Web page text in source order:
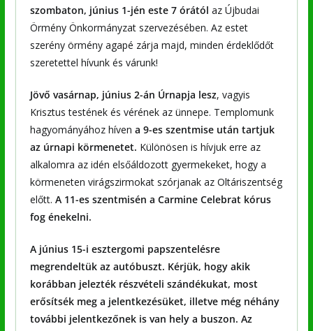
szombaton, június 1-jén este 7 órától az Újbudai
Örmény Önkormányzat szervezésében. Az estet
szerény örmény agapé zárja majd, minden érdeklődőt
szeretettel hívunk és várunk!
Jövő vasárnap, június 2-án Úrnapja lesz, vagyis
Krisztus testének és vérének az ünnepe. Templomunk
hagyományához híven a 9-es szentmise után tartjuk
az úrnapi körmenetet. Különösen is hívjuk erre az
alkalomra az idén elsőáldozott gyermekeket, hogy a
körmeneten virágszirmokat szórjanak az Oltáriszentség
előtt. A 11-es szentmisén a Carmine Celebrat kórus
fog énekelni.
A június 15-i esztergomi papszentelésre
megrendeltük az autóbuszt. Kérjük, hogy akik
korábban jelezték részvételi szándékukat, most
erősítsék meg a jelentkezésüket, illetve még néhány
további jelentkezőnek is van hely a buszon. Az